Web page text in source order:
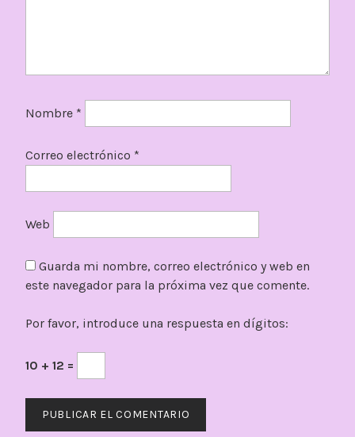
Nombre *
Correo electrónico *
Web
Guarda mi nombre, correo electrónico y web en
este navegador para la próxima vez que comente.
Por favor, introduce una respuesta en dígitos:
10 + 12 =